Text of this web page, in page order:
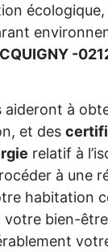
-
aideront à
et des
relatif à
à une
habitation
bien-